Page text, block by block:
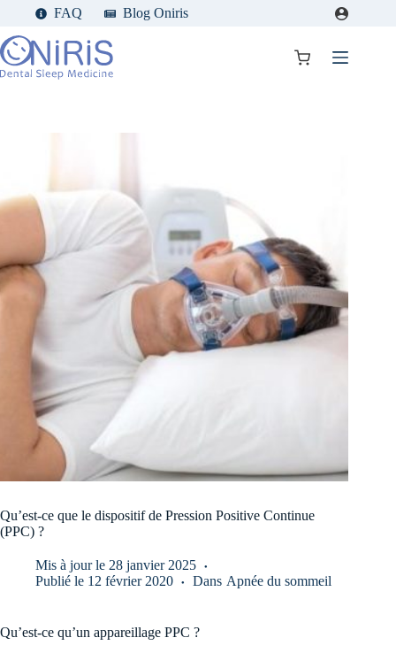
contenu
FAQ Blog Oniris
Panier
Qu’est-ce que le dispositif de Pression Positive Continue
(PPC) ?
Mis à jour le 28 janvier 2025
Publié le 12 février 2020 Dans Apnée du sommeil
Qu’est-ce qu’un appareillage PPC ?